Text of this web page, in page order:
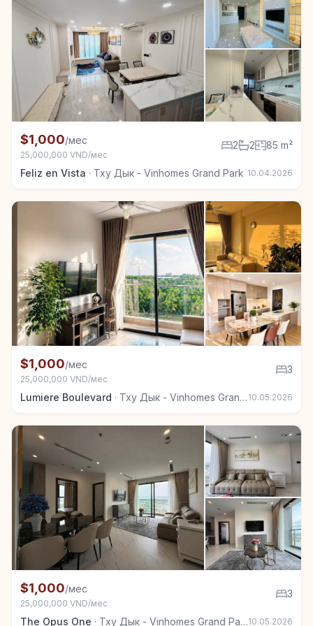
Квартира в аренду в Тху Дык - Vinhomes Grand
$1,000/мес
25,000,000 VND/мес
2 2 85 m²
Feliz en Vista · Тху Дык - Vinhomes Grand Park 10.04.2026
Квартира в аренду в Тху Дык - Vinhomes Grand
$1,000/мес
25,000,000 VND/мес
3
Lumiere Boulevard · Тху Дык - Vinhomes Grand Park 10.05.2026
Квартира в аренду в Тху Дык - Vinhomes Grand
$1,000/мес
25,000,000 VND/мес
3
The Opus One · Тху Дык - Vinhomes Grand Park 10.05.2026